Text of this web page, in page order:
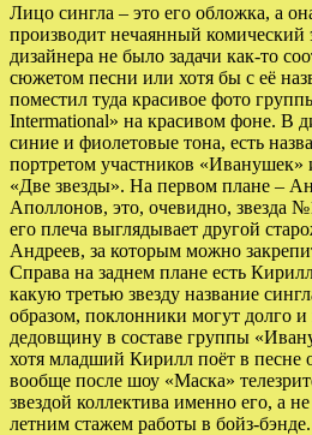
Лицо сингла – это его обложка, а
производит нечаянный
дизайнера не было задачи как-то
сюжетом песни или хотя бы с её
поместил туда красивое фото
Intermational» на красивом фоне. В
синие и фиолетовые тона, есть
портретом участников «Иванушек»
«Две звезды». На первом плане –
Аполлонов, это, очевидно, звезда
его плеча выглядывает другой
Андреев, за которым можно
Справа на заднем плане есть
какую третью звезду название
образом, поклонники могут долго
дедовщину в составе группы
хотя младший Кирилл поёт в песне
вообще после шоу «Маска»
звездой коллектива именно его, а
летним стажем работы в бойз-бэнде.